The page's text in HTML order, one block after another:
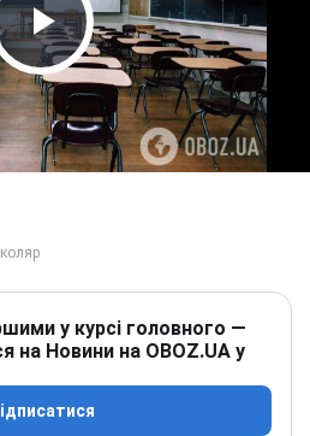
Video
у курсі головного —
на Новини на OBOZ.UA у